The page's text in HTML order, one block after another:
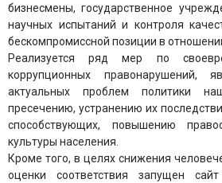
бизнесмены, государственное
научных испытаний и контроля
бескомпромиссной позиции в
Реализуется ряд мер по
коррупционных правонарушений,
актуальных проблем политики
пресечению, устранению их
способствующих, повышению
культуры населения.
Кроме того, в целях снижения
оценки соответствия запущен